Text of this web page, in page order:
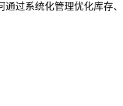
过系统化管理优化库存